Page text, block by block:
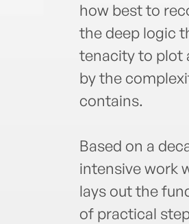
how best to
the deep logic
tenacity to plot
by the
contains.
Based on a
intensive work
lays out the
of practical